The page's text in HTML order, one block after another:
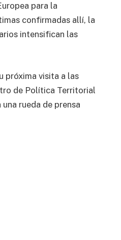
para la
confirmadas allí, la
intensifican las
próxima visita a las
de Política Territorial
rueda de prensa